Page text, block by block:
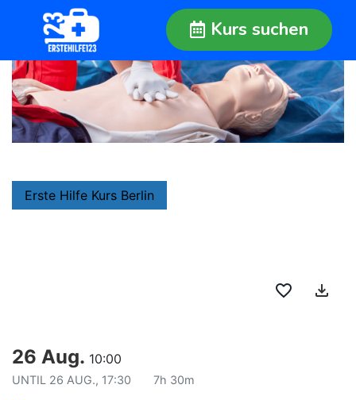
Kurs suchen
Erste Hilfe Kurs Berlin
favorite_border file_download
26 Aug. 10:00
UNTIL 26 AUG., 17:30 7h 30m